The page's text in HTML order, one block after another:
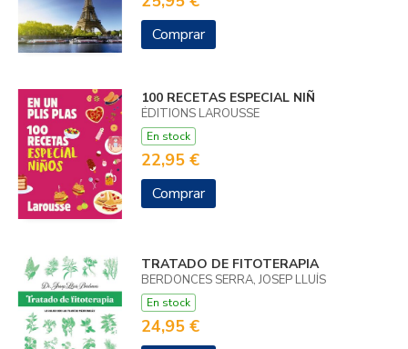
Comprar
100 RECETAS ESPECIAL NIÑ
ÉDITIONS LAROUSSE
En stock
22,95 €
Comprar
TRATADO DE FITOTERAPIA
BERDONCES SERRA, JOSEP LLUÍS
En stock
24,95 €